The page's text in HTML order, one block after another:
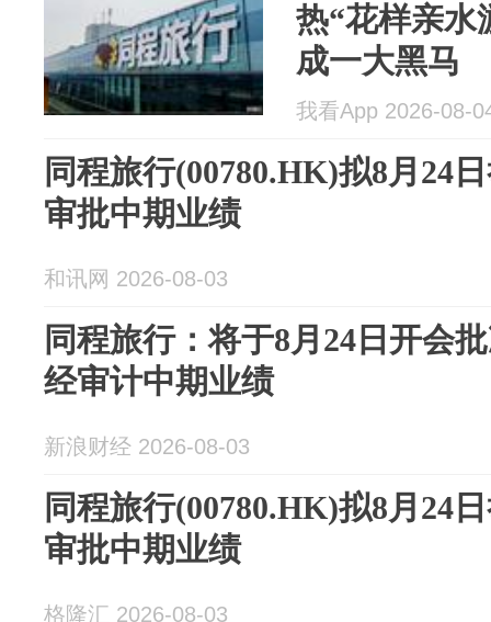
热“花样亲水
成一大黑马
我看App 2026-08-
同程旅行(00780.HK)拟8月24
审批中期业绩
和讯网 2026-08-03
同程旅行：将于8月24日开会
经审计中期业绩
新浪财经 2026-08-03
同程旅行(00780.HK)拟8月24
审批中期业绩
格隆汇 2026-08-03